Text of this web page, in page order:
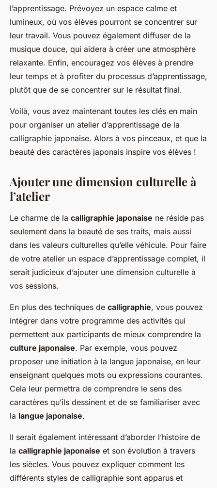
l’apprentissage. Prévoyez un espace calme et
lumineux, où vos élèves pourront se concentrer sur
leur travail. Vous pouvez également diffuser de la
musique douce, qui aidera à créer une atmosphère
relaxante. Enfin, encouragez vos élèves à prendre
leur temps et à profiter du processus d’apprentissage,
plutôt que de se concentrer sur le résultat final.
Voilà, vous avez maintenant toutes les clés en main
pour organiser un atelier d’apprentissage de la
calligraphie japonaise. Alors à vos pinceaux, et que la
beauté des caractères japonais inspire vos élèves !
Ajouter une dimension culturelle à
l’atelier
Le charme de la calligraphie japonaise ne réside pas
seulement dans la beauté de ses traits, mais aussi
dans les valeurs culturelles qu’elle véhicule. Pour faire
de votre atelier un espace d’apprentissage complet, il
serait judicieux d’ajouter une dimension culturelle à
vos sessions.
En plus des techniques de calligraphie, vous pouvez
intégrer dans votre programme des activités qui
permettent aux participants de mieux comprendre la
culture japonaise. Par exemple, vous pouvez
proposer une initiation à la langue japonaise, en leur
enseignant quelques mots ou expressions courantes.
Cela leur permettra de comprendre le sens des
caractères qu’ils dessinent et de se familiariser avec
la langue japonaise.
Il serait également intéressant d’aborder l’histoire de
la calligraphie japonaise et son évolution à travers
les siècles. Vous pouvez expliquer comment les
différents styles de calligraphie sont apparus et